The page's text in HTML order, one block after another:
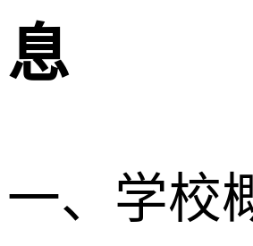
息
一、学校